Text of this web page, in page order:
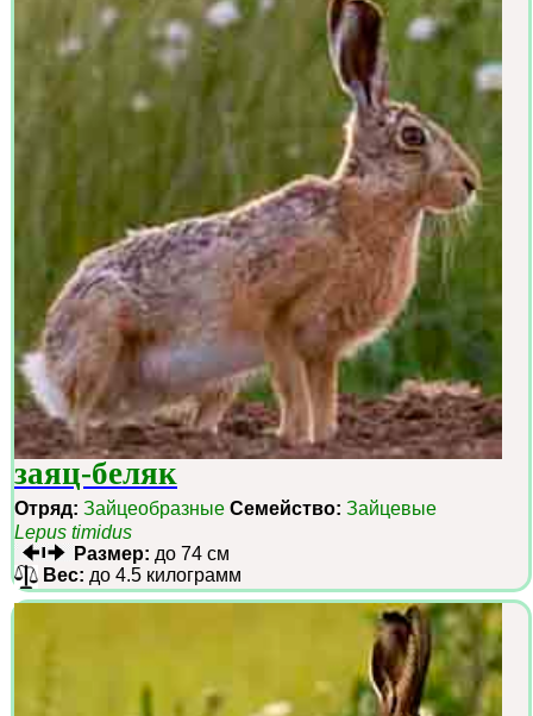
заяц-беляк
Отряд: Зайцеобразные Семейство: Зайцевые
Lepus timidus
Размер: до 74 см
Вес: до 4.5 килограмм